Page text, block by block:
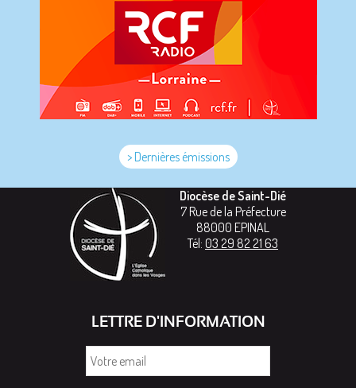
> Dernières émissions
Diocèse de Saint-Dié
7 Rue de la Préfecture
88000 EPINAL
Tél: 03 29 82 21 63
LETTRE D'INFORMATION